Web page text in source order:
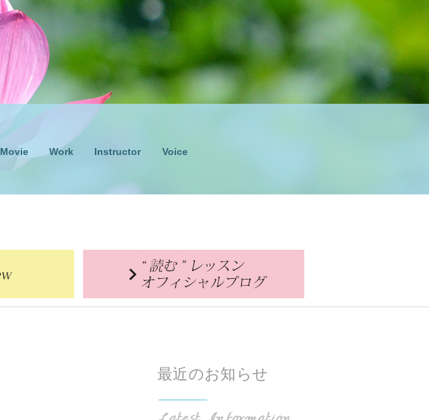
Movie Work Instructor Voice
最近のお知らせ